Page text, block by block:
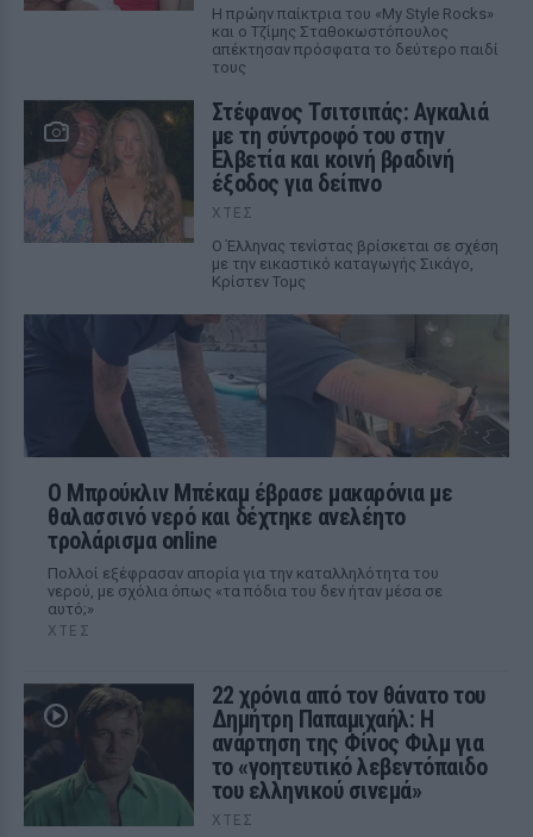
Η πρώην παίκτρια του «My Style Rocks»
και ο Τζίμης Σταθοκωστόπουλος
απέκτησαν πρόσφατα το δεύτερο παιδί
τους
Στέφανος Τσιτσιπάς: Αγκαλιά
με τη σύντροφό του στην
Ελβετία και κοινή βραδινή
έξοδος για δείπνο
ΧΤΕΣ
Ο Έλληνας τενίστας βρίσκεται σε σχέση
με την εικαστικό καταγωγής Σικάγο,
Κρίστεν Τομς
Ο Μπρούκλιν Μπέκαμ έβρασε μακαρόνια με
θαλασσινό νερό και δέχτηκε ανελέητο
τρολάρισμα online
Πολλοί εξέφρασαν απορία για την καταλληλότητα του
νερού, με σχόλια όπως «τα πόδια του δεν ήταν μέσα σε
αυτό;»
ΧΤΕΣ
22 χρόνια από τον θάνατο του
Δημήτρη Παπαμιχαήλ: Η
ανάρτηση της Φίνος Φιλμ για
το «γοητευτικό λεβεντόπαιδο
του ελληνικού σινεμά»
ΧΤΕΣ